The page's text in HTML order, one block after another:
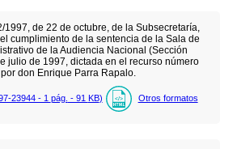
1997, de 22 de octubre, de la Subsecretaría,
cumplimiento de la sentencia de la Sala de
de la Audiencia Nacional (Sección
julio de 1997, dictada en el recurso número
don Enrique Parra Rapalo.
23944 - 1 pág. - 91 KB) Otros formatos